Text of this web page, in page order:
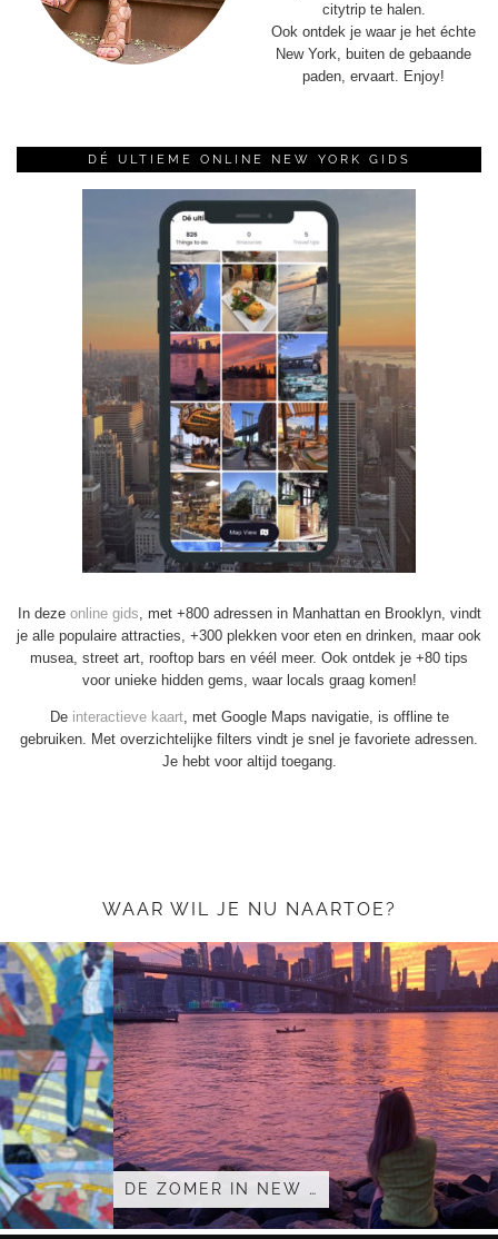
citytrip te halen.
Ook ontdek je waar je het échte
New York, buiten de gebaande
paden, ervaart. Enjoy!
DÉ ULTIEME ONLINE NEW YORK GIDS
In deze online gids , met +800 adressen in Manhattan en Brooklyn, vindt
je alle populaire attracties, +300 plekken voor eten en drinken, maar ook
musea, street art, rooftop bars en véél meer. Ook ontdek je +80 tips
voor unieke hidden gems, waar locals graag komen!
De interactieve kaart, met Google Maps navigatie, is offline te
gebruiken. Met overzichtelijke filters vindt je snel je favoriete adressen.
Je hebt voor altijd toegang.
WAAR WIL JE NU NAARTOE?
DE ZOMER IN NEW …